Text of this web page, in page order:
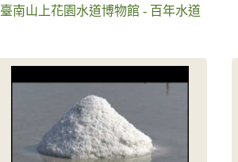
臺南山上花園水道博物館 - 百年水道